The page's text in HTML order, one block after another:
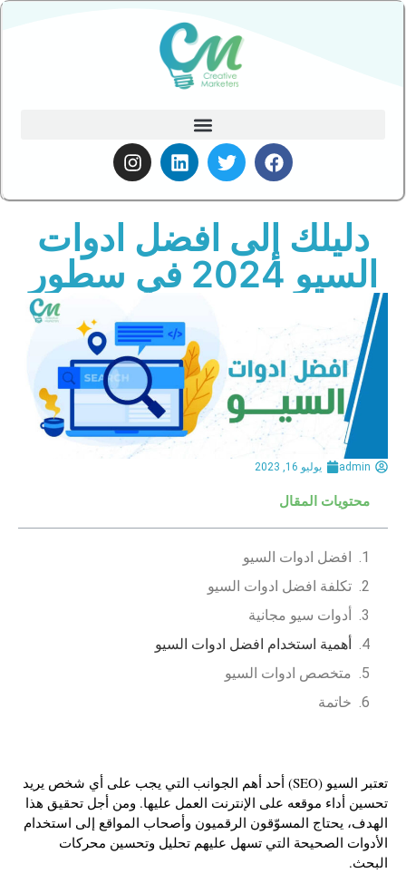
دليلك إلى افضل ادوات
السيو 2024 في سطور
admin يوليو 16, 2023
محتويات المقال
افضل ادوات السيو
تكلفة افضل ادوات السيو
أدوات سيو مجانية
أهمية استخدام افضل ادوات السيو
متخصص ادوات السيو
خاتمة
تعتبر السيو (SEO) أحد أهم الجوانب التي يجب على أي شخص يريد
تحسين أداء موقعه على الإنترنت العمل عليها. ومن أجل تحقيق هذا
الهدف، يحتاج المسوّقون الرقميون وأصحاب المواقع إلى استخدام
الأدوات الصحيحة التي تسهل عليهم تحليل وتحسين محركات
البحث.